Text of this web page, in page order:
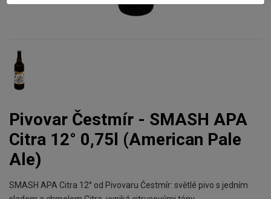
Pivovar Čestmír - SMASH APA
Citra 12° 0,75l (American Pale
Ale)
SMASH APA Citra 12° od Pivovaru Čestmír: světlé pivo s jedním